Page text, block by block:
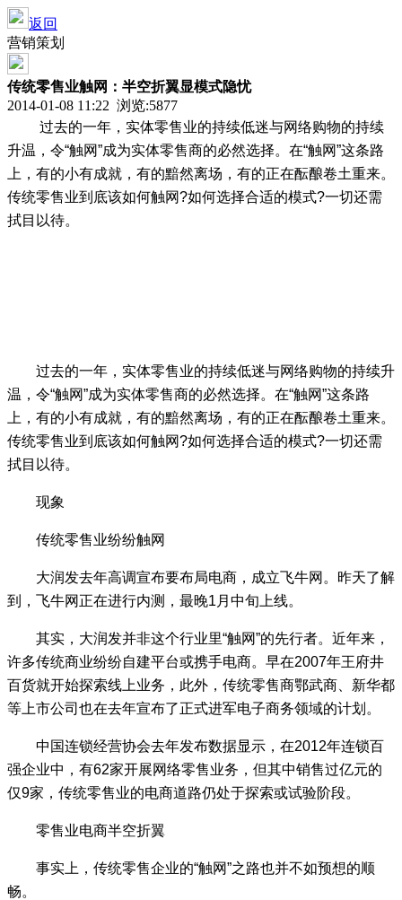
返回
营销策划
传统零售业触网：半空折翼显模式隐忧
2014-01-08 11:22 浏览:5877
过去的一年，实体零售业的持续低迷与网络购物的持续
升温，令“触网”成为实体零售商的必然选择。在“触网”这条路
上，有的小有成就，有的黯然离场，有的正在酝酿卷土重来。
传统零售业到底该如何触网?如何选择合适的模式?一切还需
拭目以待。
过去的一年，实体零售业的持续低迷与网络购物的持续升
温，令“触网”成为实体零售商的必然选择。在“触网”这条路
上，有的小有成就，有的黯然离场，有的正在酝酿卷土重来。
传统零售业到底该如何触网?如何选择合适的模式?一切还需
拭目以待。
现象
传统零售业纷纷触网
大润发去年高调宣布要布局电商，成立飞牛网。昨天了解
到，飞牛网正在进行内测，最晚1月中旬上线。
其实，大润发并非这个行业里“触网”的先行者。近年来，
许多传统商业纷纷自建平台或携手电商。早在2007年王府井
百货就开始探索线上业务，此外，传统零售商鄂武商、新华都
等上市公司也在去年宣布了正式进军电子商务领域的计划。
中国连锁经营协会去年发布数据显示，在2012年连锁百
强企业中，有62家开展网络零售业务，但其中销售过亿元的
仅9家，传统零售业的电商道路仍处于探索或试验阶段。
零售业电商半空折翼
事实上，传统零售企业的“触网”之路也并不如预想的顺
畅。